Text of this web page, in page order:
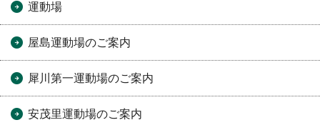
運動場
屋島運動場のご案内
犀川第一運動場のご案内
安茂里運動場のご案内